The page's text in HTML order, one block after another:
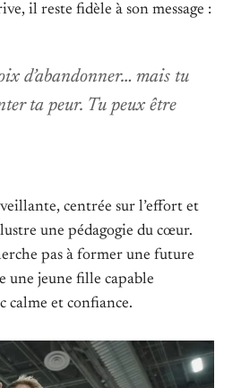
il reste fidèle à son message :
d’abandonner… mais tu
ta peur. Tu peux être
centrée sur l’effort et
une pédagogie du cœur.
pas à former une future
une jeune fille capable
calme et confiance.